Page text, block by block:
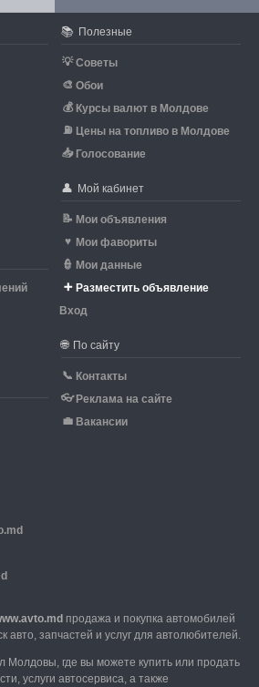
📚 Полезные
💡 Советы
🎨 Обои
💰 Курсы валют в Молдове
⛽ Цены на топливо в Молдове
📥 Голосование
👤 Мой кабинет
📝 Мои объявления
♥ Мои фавориты
👮 Мои данные
➕ Разместить объявление
Вход
🌐 По сайту
📞 Контакты
👓 Реклама на сайте
💼 Вакансии
продажа и покупка автомобилей
авто, запчастей и услуг для автолюбителей.
Молдовы, где вы можете купить или продать
услуги автосервиса, а также